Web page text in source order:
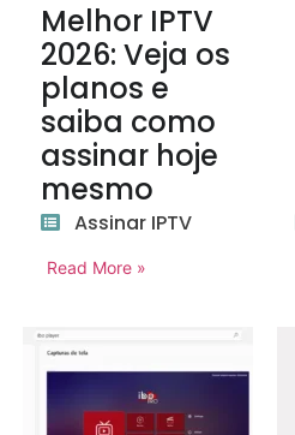
Melhor IPTV
2026: Veja os
planos e
saiba como
assinar hoje
mesmo
Assinar IPTV
Read More »